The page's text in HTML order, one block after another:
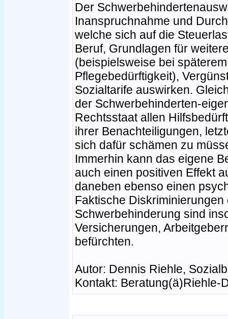
Der
Inanspruchnahme und
welche sich auf die
Beruf, Grundlagen für
(beispielsweise bei
Pflegebedürftigkeit),
Sozialtarife auswirken.
der Schwerbehinderten-
Rechtsstaat allen
ihrer Benachteiligungen,
sich dafür schämen zu
Immerhin kann das eigene
auch einen positiven Effekt
daneben ebenso einen
Faktische
Schwerbehinderung sind
Versicherungen,
befürchten.
Autor: Dennis Riehle,
Kontakt: Beratung(ä)Riehle-